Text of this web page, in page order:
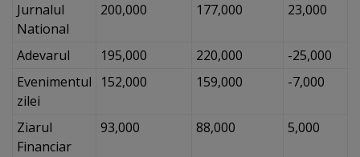
Jurnalul
National
200,000 177,000 23,000
Adevarul 195,000 220,000
-25,000
Evenimentul
zilei
152,000 159,000 -7,000
Ziarul
Financiar
93,000 88,000 5,000